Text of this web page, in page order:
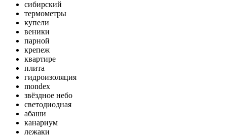
сибирский
термометры
купели
веники
парной
крепеж
квартире
плита
гидроизоляция
mondex
звёздное небо
светодиодная
абаши
канариум
лежаки